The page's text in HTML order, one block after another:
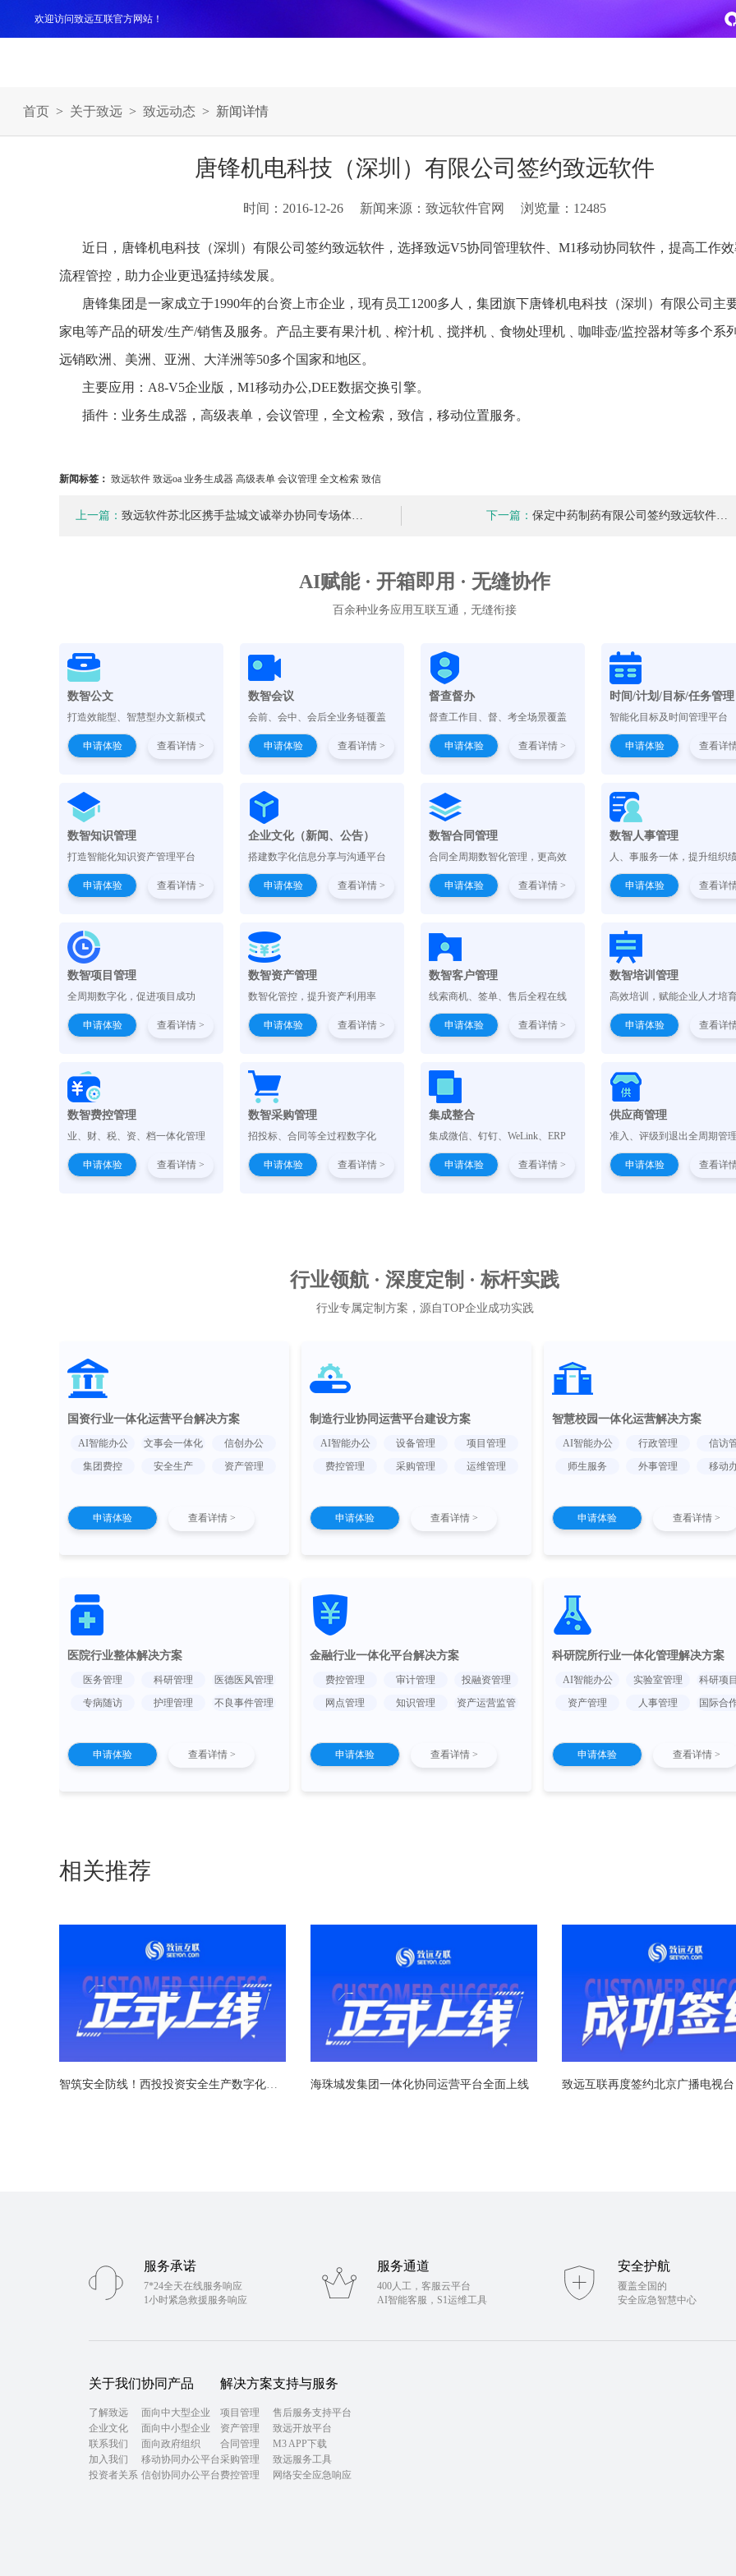
欢迎访问致远互联官方网站！
新一代AI智能体家族
CoMi Builder CoMi APP
协同运营与业务创新深度融合
央国企一体化 文事会一体化
信创
安全可控的信创 全面适配
专精特新
助力专精特新企业实力进
点线面结合，安全风险管控新策略
数智合规管控 数据驱动经营
首页 > 关于致远 > 致远动态 > 新闻详情
唐锋机电科技（深圳）有限公司签约致远软件
时间：2016-12-26 新闻来源：致远软件官网 浏览量：12485
近日，唐锋机电科技（深圳）有限公司签约致远软件，选择致远V5协同管理软件、M1移动协同软件，提高工作
流程管控，助力企业更迅猛持续发展。
唐锋集团是一家成立于1990年的台资上市企业，现有员工1200多人，集团旗下唐锋机电科技（深圳）有限公司主
家电等产品的研发/生产/销售及服务。产品主要有果汁机﹑榨汁机﹑搅拌机﹑食物处理机﹑咖啡壶/监控器材等多个系
远销欧洲、美洲、亚洲、大洋洲等50多个国家和地区。
主要应用：A8-V5企业版，M1移动办公,DEE数据交换引擎。
插件：业务生成器，高级表单，会议管理，全文检索，致信，移动位置服务。
新闻标签： 致远软件 致远oa 业务生成器 高级表单 会议管理 全文检索 致信
上一篇： 致远软件苏北区携手盐城文诚举办协同专场体… 下一篇： 保定中药制药有限公司签约致远软件…
AI赋能 · 开箱即用 · 无缝协作
百余种业务应用互联互通，无缝衔接
数智公文
打造效能型、智慧型办文新模式
申请体验 查看详情 >
数智会议
会前、会中、会后全业务链覆盖
申请体验 查看详情 >
督查督办
督查工作目、督、考全场景覆盖
申请体验 查看详情 >
时间/计划/目标/任务管理
智能化目标及时间管理平台
申请体验 查看详
数智知识管理
打造智能化知识资产管理平台
申请体验 查看详情 >
企业文化（新闻、公告）
搭建数字化信息分享与沟通平台
申请体验 查看详情 >
数智合同管理
合同全周期数智化管理，更高效
申请体验 查看详情 >
数智人事管理
人、事服务一体，提升组织
申请体验 查看详
数智项目管理
全周期数字化，促进项目成功
申请体验 查看详情 >
数智资产管理
数智化管控，提升资产利用率
申请体验 查看详情 >
数智客户管理
线索商机、签单、售后全程在线
申请体验 查看详情 >
数智培训管理
高效培训，赋能企业人才培
申请体验 查看详
数智费控管理
业、财、税、资、档一体化管理
申请体验 查看详情 >
数智采购管理
招投标、合同等全过程数字化
申请体验 查看详情 >
集成整合
集成微信、钉钉、WeLink、ERP
申请体验 查看详情 >
供应商管理
准入、评级到退出全周期管理
申请体验 查看详
行业领航 · 深度定制 · 标杆实践
行业专属定制方案，源自TOP企业成功实践
国资行业一体化运营平台解决方案
AI智能办公 文事会一体化
信创办公
集团费控
安全生产 资产管理
申请体验 查看详情 >
制造行业协同运营平台建设方案
AI智能办公 设备管理
项目管理
费控管理
采购管理 运维管理
申请体验 查看详情 >
智慧校园一体化运营解决方案
AI智能办公 行政管理
信访
师生服务
外事管理 移动
申请体验 查看详情 >
医院行业整体解决方案
医务管理 科研管理
医德医风管理
专病随访
护理管理 不良事件管理
申请体验 查看详情 >
金融行业一体化平台解决方案
费控管理 审计管理
投融资管理
网点管理
知识管理 资产运营监管
申请体验 查看详情 >
科研院所行业一体化管理解决方案
AI智能办公 实验室管理
科研项
资产管理
人事管理 国际合
申请体验 查看详情 >
相关推荐
智筑安全防线！西投投资安全生产数字化管理系统成功上线 海珠城发集团一体化协同运营平台全面上线
服务承诺
7*24全天在线服务响应
1小时紧急救援服务响应
服务通道
400人工，客服云平台
AI智能客服，S1运维工具
安全护航
覆盖全国的
安全应急智慧中心
关于我们
了解致远
企业文化
联系我们
加入我们
投资者关系
协同产品
面向中大型企业
面向中小型企业
面向政府组织
移动协同办公平台
信创协同办公平台
解决方案
项目管理
资产管理
合同管理
采购管理
费控管理
支持与服务
售后服务支持平台
致远开放平台
M3 APP下载
致远服务工具
网络安全应急响应